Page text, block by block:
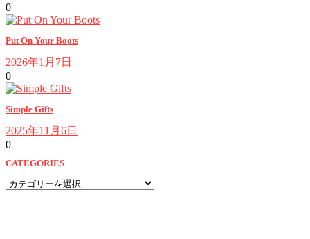
0
Put On Your Boots
2026年1月7日
0
Simple Gifts
2025年11月6日
0
CATEGORIES
CATEGORIES